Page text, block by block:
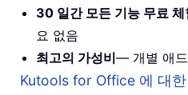
30 일간 모든 기능 무료 체
요 없음
최고의 가성비— 개별 애
Kutools for Office 에 대